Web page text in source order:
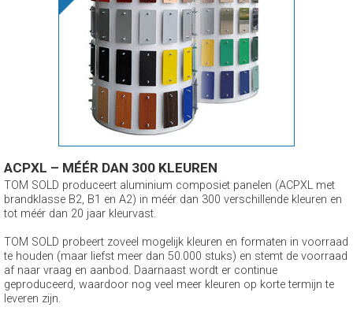
ACPXL – MÉÉR DAN 300 KLEUREN
TOM SOLD produceert aluminium composiet panelen (ACPXL met
brandklasse B2, B1 en A2) in méér dan 300 verschillende kleuren en
tot méér dan 20 jaar kleurvast.
TOM SOLD probeert zoveel mogelijk kleuren en formaten in voorraad
te houden (maar liefst meer dan 50.000 stuks) en stemt de voorraad
af naar vraag en aanbod. Daarnaast wordt er continue
geproduceerd, waardoor nog veel meer kleuren op korte termijn te
leveren zijn.